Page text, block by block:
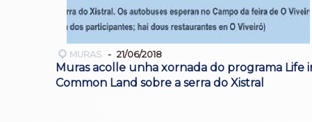
MURAS 21/06/2018
Muras acolle unha xornada do programa Life
Common Land sobre a serra do Xistral